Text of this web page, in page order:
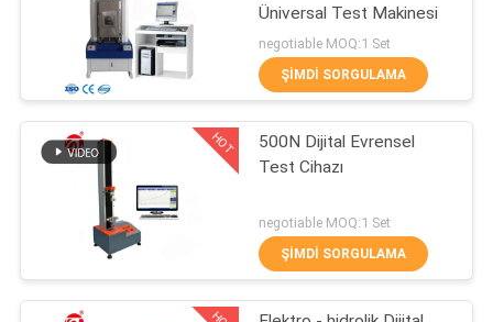
VİDEOLAR
HAKKIMIZDA
FABRIKA
KALITE
Vulkanizasyon Pres
Makinası
43
Üniversal Test Makinesi
negotiable MOQ:1 Set
ŞIMDI SORGULAMA
HOT
500N Dijital Evrensel
Test Cihazı
negotiable MOQ:1 Set
ŞIMDI SORGULAMA